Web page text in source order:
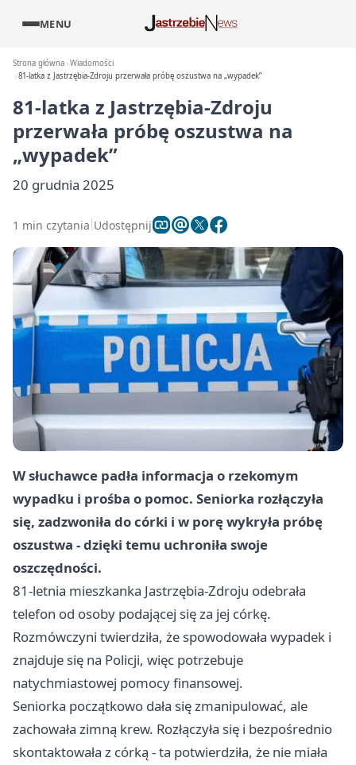
MENU
Strona główna Wiadomości
81-latka z Jastrzębia-Zdroju przerwała próbę oszustwa na „wypadek”
81-latka z Jastrzębia-Zdroju
przerwała próbę oszustwa na
„wypadek”
20 grudnia 2025
1 min czytania Udostępnij
W słuchawce padła informacja o rzekomym
wypadku i prośba o pomoc. Seniorka rozłączyła
się, zadzwoniła do córki i w porę wykryła próbę
oszustwa - dzięki temu uchroniła swoje
oszczędności.
81-letnia mieszkanka Jastrzębia-Zdroju odebrała
telefon od osoby podającej się za jej córkę.
Rozmówczyni twierdziła, że spowodowała wypadek i
znajduje się na Policji, więc potrzebuje
natychmiastowej pomocy finansowej.
Seniorka początkowo dała się zmanipulować, ale
zachowała zimną krew. Rozłączyła się i bezpośrednio
skontaktowała z córką - ta potwierdziła, że nie miała